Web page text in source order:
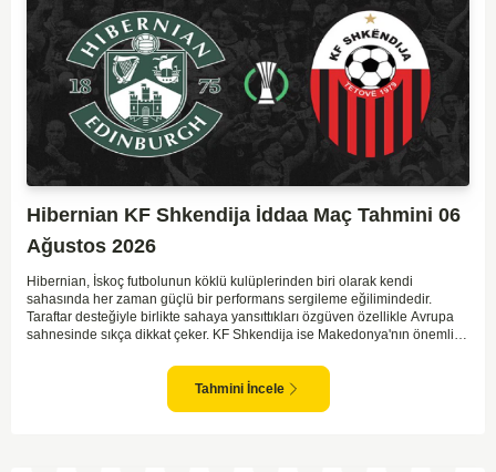
Hibernian KF Shkendija İddaa Maç Tahmini 06
Ağustos 2026
Hibernian, İskoç futbolunun köklü kulüplerinden biri olarak kendi
sahasında her zaman güçlü bir performans sergileme eğilimindedir.
Taraftar desteğiyle birlikte sahaya yansıttıkları özgüven özellikle Avrupa
sahnesinde sıkça dikkat çeker. KF Shkendija ise Makedonya'nın önemli
biriktirmektedir. Ancak deplasman maçlarında zaman zaman istikrarsız
sonuçlar alabilmekteler. Hibernian'ın genel olarak daha organize
oynayan bir ekip olması, maçın favorisi olmalarını sağlıyor. İki takımın da
Tahmini İncele